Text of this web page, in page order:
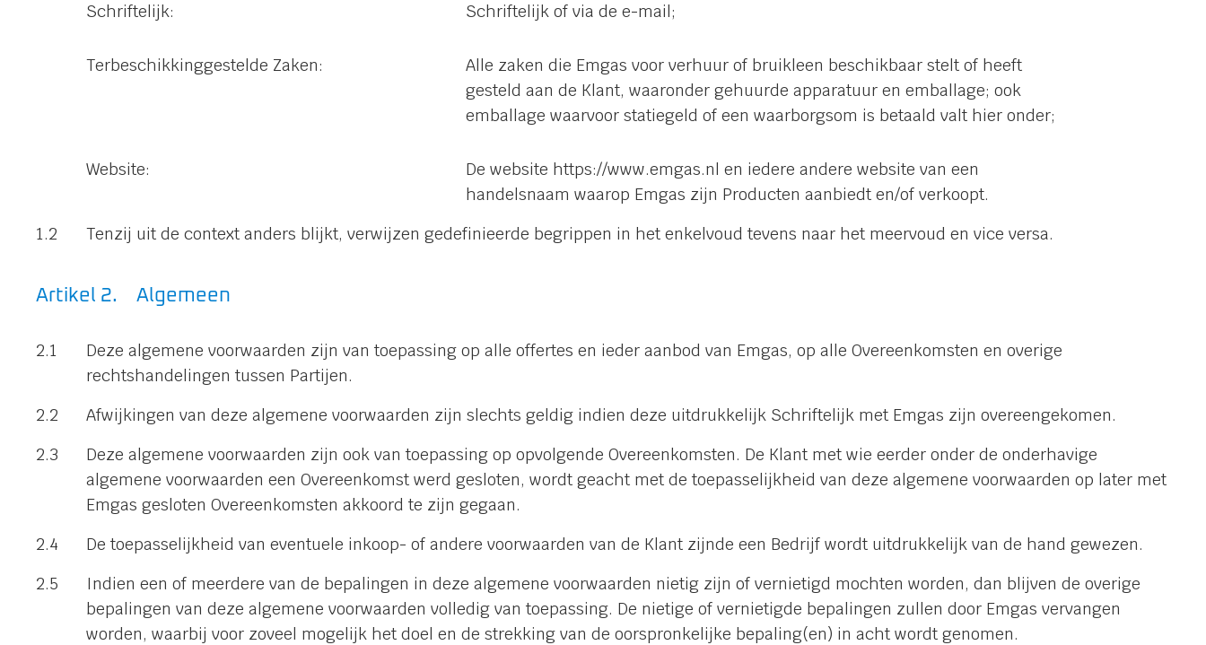
Schriftelijk: Schriftelijk of via de e-mail;
Terbeschikkinggestelde Zaken:
Alle zaken die Emgas voor verhuur of bruikleen beschikbaar stelt of heeft
gesteld aan de Klant, waaronder gehuurde apparatuur en emballage; ook
emballage waarvoor statiegeld of een waarborgsom is betaald valt hier onder;
Website:
De website https://www.emgas.nl en iedere andere website van een
handelsnaam waarop Emgas zijn Producten aanbiedt en/of verkoopt.
Tenzij uit de context anders blijkt, verwijzen gedefinieerde begrippen in het enkelvoud tevens naar het meervoud en vice versa.
Algemeen
Deze algemene voorwaarden zijn van toepassing op alle offertes en ieder aanbod van Emgas, op alle Overeenkomsten en overige
rechtshandelingen tussen Partijen.
Afwijkingen van deze algemene voorwaarden zijn slechts geldig indien deze uitdrukkelijk Schriftelijk met Emgas zijn overeengekomen.
Deze algemene voorwaarden zijn ook van toepassing op opvolgende Overeenkomsten. De Klant met wie eerder onder de onderhavige
algemene voorwaarden een Overeenkomst werd gesloten, wordt geacht met de toepasselijkheid van deze algemene voorwaarden op later met
Emgas gesloten Overeenkomsten akkoord te zijn gegaan.
De toepasselijkheid van eventuele inkoop- of andere voorwaarden van de Klant zijnde een Bedrijf wordt uitdrukkelijk van de hand gewezen.
Indien een of meerdere van de bepalingen in deze algemene voorwaarden nietig zijn of vernietigd mochten worden, dan blijven de overige
bepalingen van deze algemene voorwaarden volledig van toepassing. De nietige of vernietigde bepalingen zullen door Emgas vervangen
worden, waarbij voor zoveel mogelijk het doel en de strekking van de oorspronkelijke bepaling(en) in acht wordt genomen.